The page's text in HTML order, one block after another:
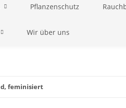
Pflanzenschutz
Wir über uns
feminisiert